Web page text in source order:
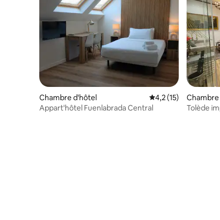
Chambre d'hôtel Évaluation moyenne
4,2 (15)
Appart'hôtel Fuenlabrada Central
Tolède